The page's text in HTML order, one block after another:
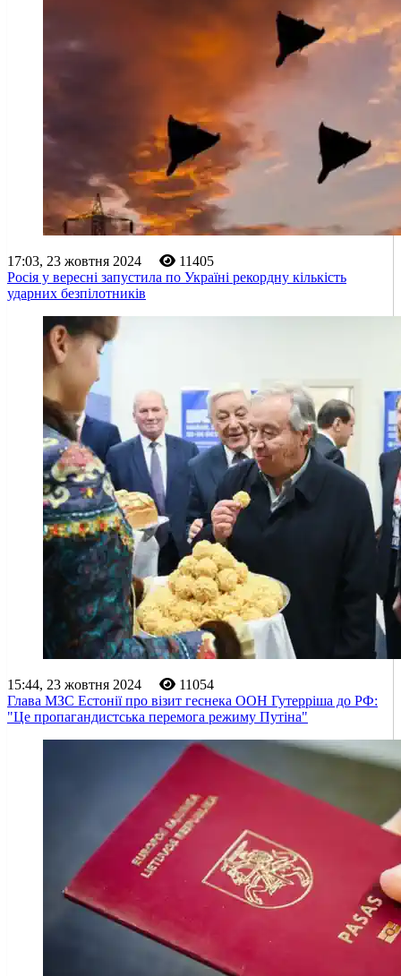
17:03, 23 жовтня 2024
11405
Росія у вересні запустила по Україні рекордну кількість
ударних безпілотників
15:44, 23 жовтня 2024
11054
Глава МЗС Естонії про візит геснека ООН Гутерріша до РФ:
"Це пропагандистська перемога режиму Путіна"